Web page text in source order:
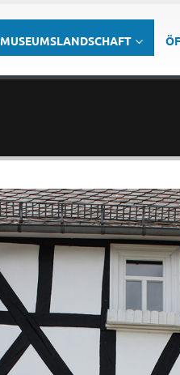
MUSEUMSLANDSCHAFT